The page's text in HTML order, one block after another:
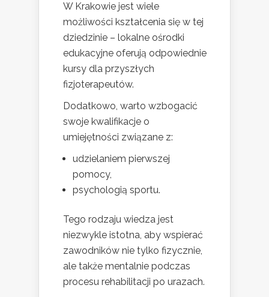
W Krakowie jest wiele
możliwości kształcenia się w tej
dziedzinie – lokalne ośrodki
edukacyjne oferują odpowiednie
kursy dla przyszłych
fizjoterapeutów.
Dodatkowo, warto wzbogacić
swoje kwalifikacje o
umiejętności związane z:
udzielaniem pierwszej
pomocy,
psychologią sportu.
Tego rodzaju wiedza jest
niezwykle istotna, aby wspierać
zawodników nie tylko fizycznie,
ale także mentalnie podczas
procesu rehabilitacji po urazach.